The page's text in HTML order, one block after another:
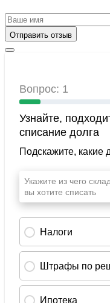
Отправить отзыв